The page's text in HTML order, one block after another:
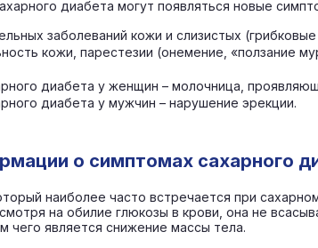
диабета могут появляться новые
заболеваний кожи и слизистых
кожи, парестезии (онемение, «ползание
диабета у женщин – молочница,
диабета у мужчин – нарушение эрекции.
о симптомах сахарного
наиболее часто встречается при
на обилие глюкозы в крови, она не
чего является снижение массы тела.